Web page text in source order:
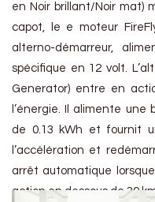
en Noir brillant/Noir mat)
capot, le e moteur
alterno-démarreur,
spécifique en 12 volt.
Generator) entre en
l’énergie. Il alimente
de 0.13 kWh et fournit
l’accélération et
arrêt automatique
action en dessous de 30